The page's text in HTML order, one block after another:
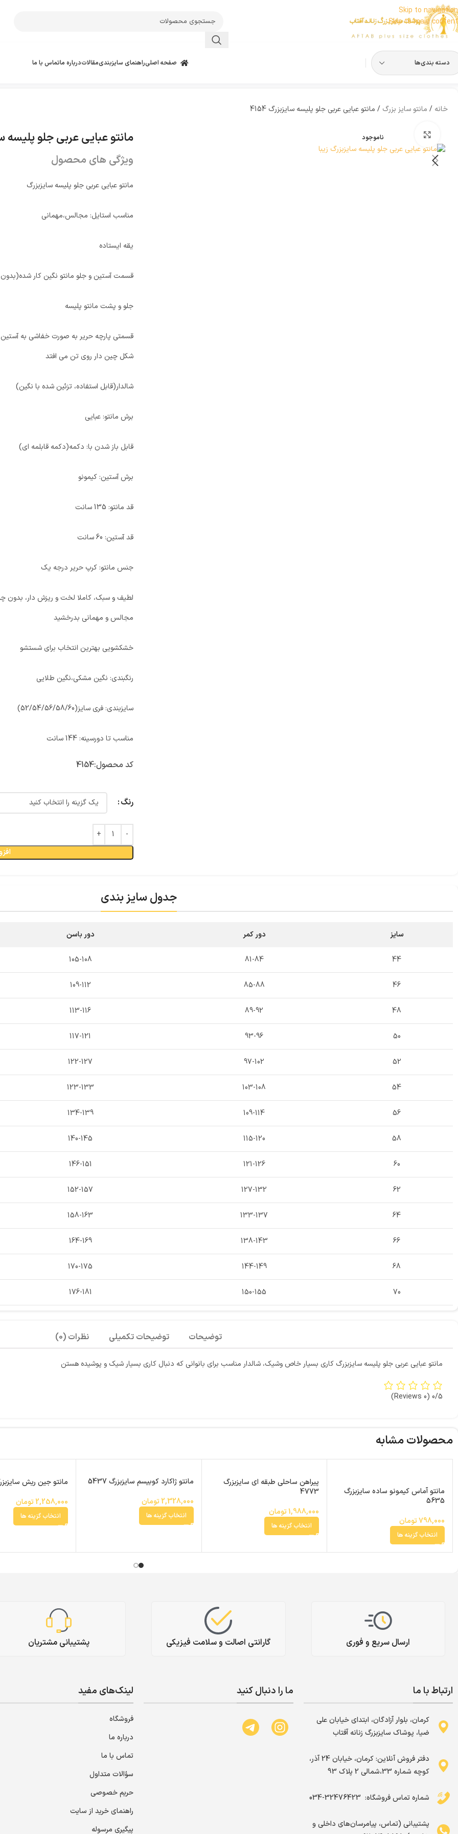
Skip to navigation
Skip to main content
دسته بندی‌ها صفحه اصلیراهنمای سایزبندیمقالاتدرباره ماتماس با ما
خانه مانتو سایز بزرگ مانتو عبایی عربی جلو پلیسه سایزبزرگ 4154
ناموجود
بزرگنمایی تصویر مانتو عبایی عربی جلو پلیسه
ویژگی های محصول
مانتو عبایی عربی جلو پلیسه سایزبزرگ
مناسب استایل: مجالس،مهمانی
یقه ایستاده
قسمت آستین و جلو مانتو نگین کار
جلو و پشت مانتو پلیسه
قسمتی پارچه حریر به صورت خفاشی به آستین
شکل چین دار روی تن می افتد
شالدار(قابل استفاده، تزئین شده با نگین)
برش مانتو: عبایی
قابل باز شدن با: دکمه(دکمه قابلمه ای)
برش آستین: کیمونو
قد مانتو: 135 سانت
قد آستین: 60 سانت
جنس مانتو: کرپ حریر درجه یک
لطیف و سبک، کاملا لخت و ریزش دار، بدون
مجالس و مهمانی بدرخشید
خشکشویی بهترین انتخاب برای شستشو
رنگبندی: نگین مشکی،نگین طلایی
سایزبندی: فری سایز(52/54/56/58/60)
مناسب تا دورسینه: 144 سانت
کد محصول:4154
رنگ
جدول سایز بندی
سایز دور کمر دور باسن
44
81-84
105-108
46
85-88
109-112
48
89-92
113-116
50
93-96
117-121
52
97-102
122-127
54
103-108
123-133
56
109-114
134-139
58
115-120
140-145
60
121-126
146-151
62
127-132
152-157
64
133-137
158-163
66
138-143
164-169
68
144-149
170-175
70
150-155
176-181
توضیحات توضیحات تکمیلی نظرات (0)
مانتو عبایی عربی جلو پلیسه سایزبزرگ کاری بسیار خاص وشیک، شالدار مناسب برای بانوانی که دنبال کاری بسیار شیک و پوشیده هستن
0/5
(0 Reviews)
محصولات مشابه
مانتو آماس کیمونو ساده سایزبزرگ
5635
798,000تومان
انتخاب گزینه ها
پیراهن ساحلی طبقه ای سایزبزرگ
4773
1,988,000تومان
انتخاب گزینه ها
مانتو ژاکارد کوبیسم سایزبزرگ 5437
2,328,000تومان
انتخاب گزینه ها
مانتو جین ریش سایزبزرگ
2,258,000تومان
انتخاب گزینه ها
ارسال سریع و فوری گارانتی اصالت و سلامت فیزیکی پشتیبانی مشتریان
ارتباط با ما
کرمان، بلوار آزادگان، ابتدای خیابان علی
ضیا، پوشاک سایزبزرگ زنانه آفتاب
دفتر فروش آنلاین: کرمان، خیابان 24 آذر،
کوچه شماره 33،شمالی 2 پلاک 93
شماره تماس فروشگاه: ‌ 32476423-034
پشتیبانی (تماس، پیامرسان‌های داخلی و
ما را دنبال کنید لینک‌های مفید
فروشگاه
درباره ما
تماس با ما
سؤالات متداول
حریم خصوصی
راهنمای خرید از سایت
پیگیری مرسوله